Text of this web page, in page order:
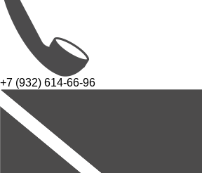
+7 (932) 614-66-96